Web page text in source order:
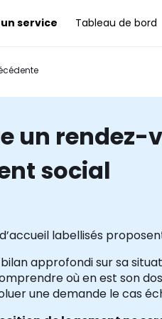
service Tableau de bord
un rendez-
social
labellisés
approfondi sur sa
où en est son
une demande le cas